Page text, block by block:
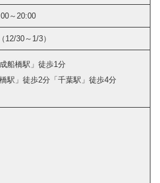
～20:00
12/30～1/3）
成船橋駅」徒歩1分
橋駅」徒歩2分「千葉駅」徒歩4分